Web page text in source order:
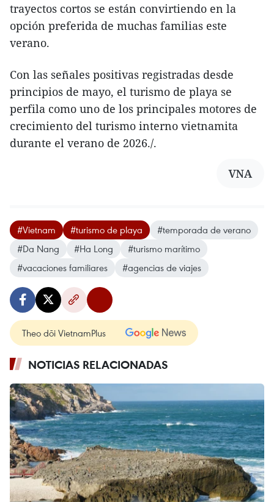
trayectos cortos se están convirtiendo en la
opción preferida de muchas familias este
verano.
​Con las señales positivas registradas desde
principios de mayo, el turismo de playa se
perfila como uno de los principales motores de
crecimiento del turismo interno vietnamita
durante el verano de 2026./.
VNA
#Vietnam #turismo de playa
#temporada de verano
#Da Nang
#Ha Long
#turismo marítimo
#vacaciones familiares
#agencias de viajes
Theo dõi VietnamPlus
NOTICIAS RELACIONADAS